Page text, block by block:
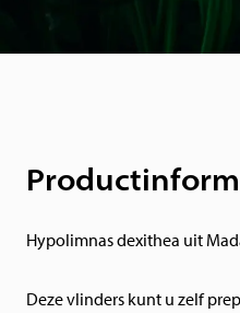
Hypolimnas dexithea uit
Deze vlinders kunt u zelf